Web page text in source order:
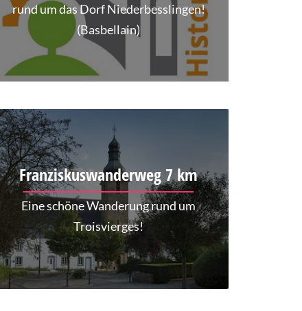
rund um das Dorf Niederbesslingen!
(Basbellain)
Franziskuswanderweg 7 km
Eine schöne Wanderung rund um
Troisvierges!